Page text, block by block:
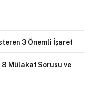
3 Önemli İşaret
8 Mülakat Sorusu ve